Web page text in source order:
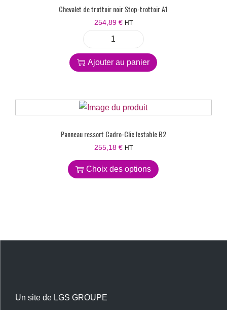
Chevalet de trottoir noir Stop-trottoir A1
254,89 € HT
Ajouter au panier
Panneau ressort Cadro-Clic lestable B2
255,18 € HT
Choix des options
Un site de LGS GROUPE